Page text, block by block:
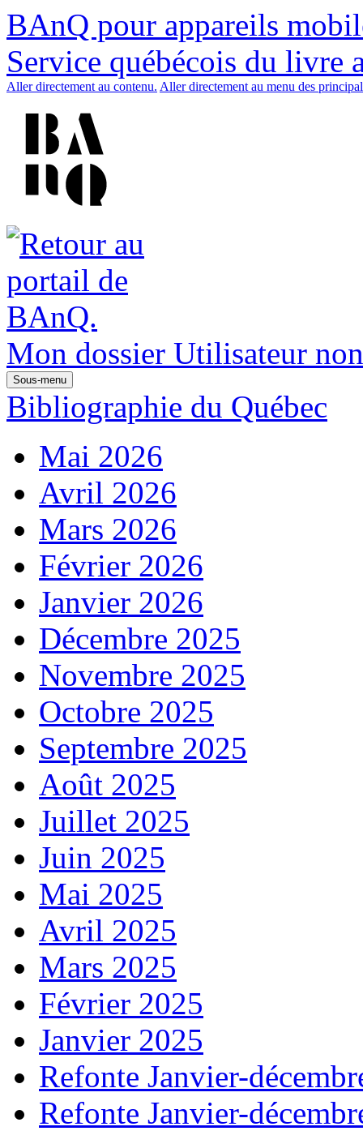
BAnQ pour appareils
Service québécois du livre
Aller directement au contenu. Aller directement au menu des
Mon dossier Utilisateur
Sous-menu
Bibliographie du Québec
Mai 2026
Avril 2026
Mars 2026
Février 2026
Janvier 2026
Décembre 2025
Novembre 2025
Octobre 2025
Septembre 2025
Août 2025
Juillet 2025
Juin 2025
Mai 2025
Avril 2025
Mars 2025
Février 2025
Janvier 2025
Refonte Janvier-
Refonte Janvier-